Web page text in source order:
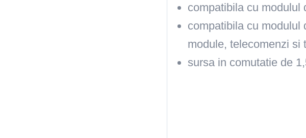
compatibila cu modulul
compatibila cu modulul
module, telecomenzi si
sursa in comutatie de